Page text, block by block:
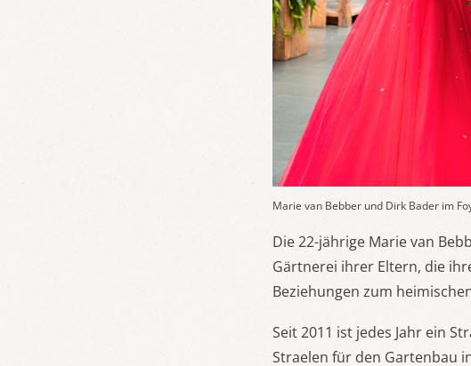
Marie van Bebber und Dirk Bader im
Die 22-jährige Marie van
Gärtnerei ihrer Eltern, die
Beziehungen zum
Seit 2011 ist jedes Jahr ein
Straelen für den Gartenbau